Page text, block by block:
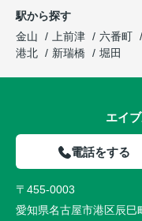
駅から探す
金山
上前津 六番町
港北
新瑞橋 堀田
エイ
電話をする
〒455-0003
愛知県名古屋市港区辰